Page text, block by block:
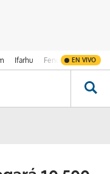
Ifarhu Fenómeno de El
EN VIVO